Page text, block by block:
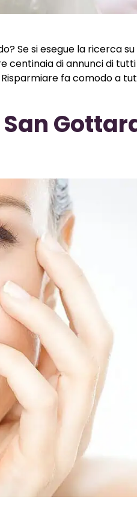
Se si esegue la ricerca su
centinaia di annunci di tutti
fa comodo a